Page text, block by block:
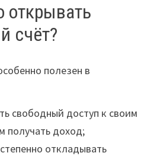
открывать
счёт?
полезен в
свободный доступ к своим
получать доход;
откладывать